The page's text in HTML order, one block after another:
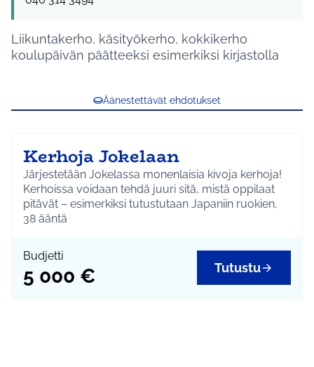
Liikuntakerho, käsityökerho, kokkikerho
koulupäivän päätteeksi esimerkiksi kirjastolla
Äänestettävät ehdotukset
Kerhoja Jokelaan
Järjestetään Jokelassa monenlaisia kivoja kerhoja!
Kerhoissa voidaan tehdä juuri sitä, mistä oppilaat
pitävät – esimerkiksi tutustutaan Japaniin ruokien,
kielen ja leikkien kautta, liikutaan, tehdään käsitöitä
Kustannus on 5 000 euroa, jolla saa kaksi tai kolme
lukuvuoden kestävää kerhoa. Kustannukset
koostuvat ohjaus- ja materiaalikuluista.
38 ääntä
Budjetti
5 000 € Tutustu